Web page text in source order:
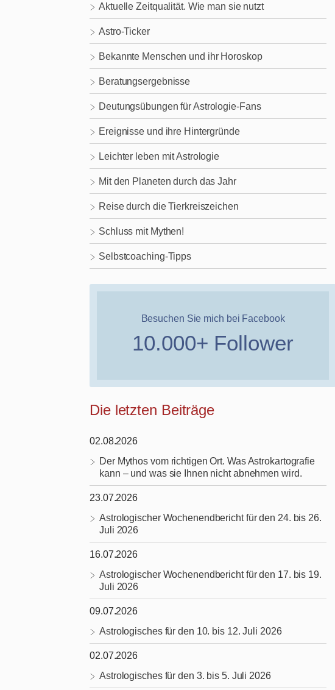
Aktuelle Zeitqualität. Wie man sie nutzt
Astro-Ticker
Bekannte Menschen und ihr Horoskop
Beratungsergebnisse
Deutungsübungen für Astrologie-Fans
Ereignisse und ihre Hintergründe
Leichter leben mit Astrologie
Mit den Planeten durch das Jahr
Reise durch die Tierkreiszeichen
Schluss mit Mythen!
Selbstcoaching-Tipps
Besuchen Sie mich bei Facebook
10.000+ Follower
Die letzten Beiträge
02.08.2026
Der Mythos vom richtigen Ort. Was Astrokartografie
kann – und was sie Ihnen nicht abnehmen wird.
23.07.2026
Astrologischer Wochenendbericht für den 24. bis 26.
Juli 2026
16.07.2026
Astrologischer Wochenendbericht für den 17. bis 19.
Juli 2026
09.07.2026
Astrologisches für den 10. bis 12. Juli 2026
02.07.2026
Astrologisches für den 3. bis 5. Juli 2026